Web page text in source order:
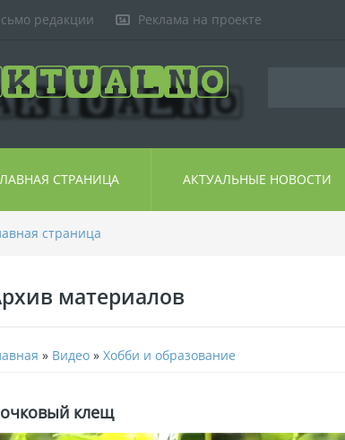
редакции Реклама на проекте
СТРАНИЦА АКТУАЛЬНЫЕ НОВОСТИ
страница
материалов
» Видео » Хобби и образование
клещ